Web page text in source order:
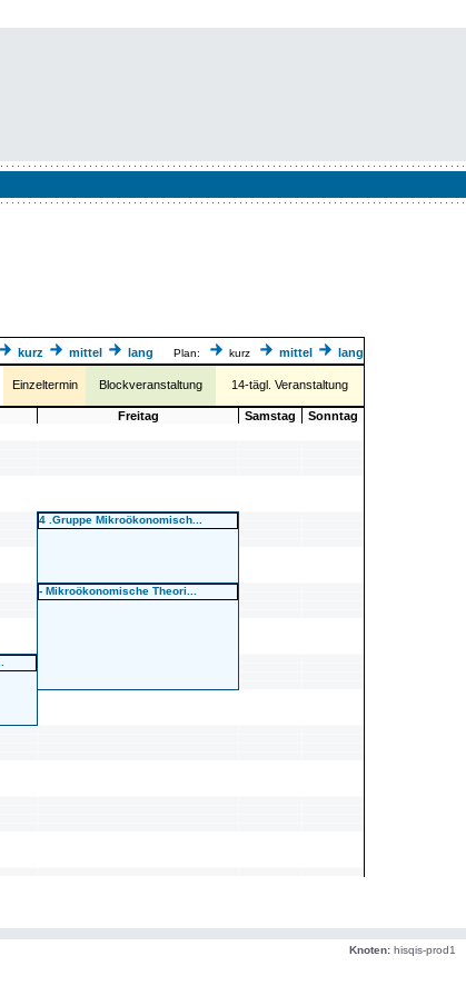
kurz mittel lang Plan: kurz mittel lang
Einzeltermin Blockveranstaltung 14-tägl. Veranstaltung
Freitag Samstag
Sonntag
4 .Gruppe Mikroökonomisch...
- Mikroökonomische Theori...
Knoten: hisqis-prod1